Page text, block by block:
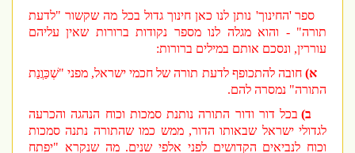
ספר 'החינוך' נותן לנו כאן חינוך גדול בכל מה שקשור "לדעת
תורה" - והוא מגלה לנו מספר נקודות ברורות שאין עליהם
עוררין, ונסכם אותם במילים ברורות:
א)חובה להתכופף לדעת תורה של חכמי ישראל, מפני "שְׁכַּוֲנַת
התורה" נמסרה להם.
בכל דור ודור התורה נותנת סמכות וכוח הנהגה והכרעה
לגדולי ישראל שבאותו הדור, ממש כמו שהתורה נתנה סמכות
וכוח לנביאים הקדושים לפני אלפי שנים. מה שנקרא "יפתח